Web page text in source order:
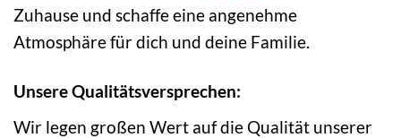
Zuhause und schaffe eine angenehme
Atmosphäre für dich und deine Familie.
Unsere Qualitätsversprechen:
Wir legen großen Wert auf die Qualität unserer